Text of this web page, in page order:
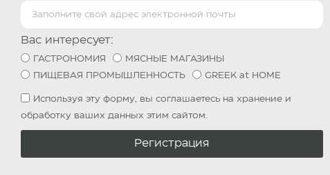
Вас интересует:
ГАСТРОНОМИЯ
МЯСНЫЕ МАГАЗИНЫ
ПИЩЕВАЯ ПРОМЫШЛЕННОСТЬ
GREEK at HOME
Используя эту форму, вы соглашаетесь на хранение и
обработку ваших данных этим сайтом.
Регистрация